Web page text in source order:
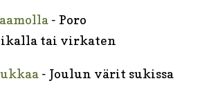
- Poro
tai virkaten
- Joulun värit sukissa